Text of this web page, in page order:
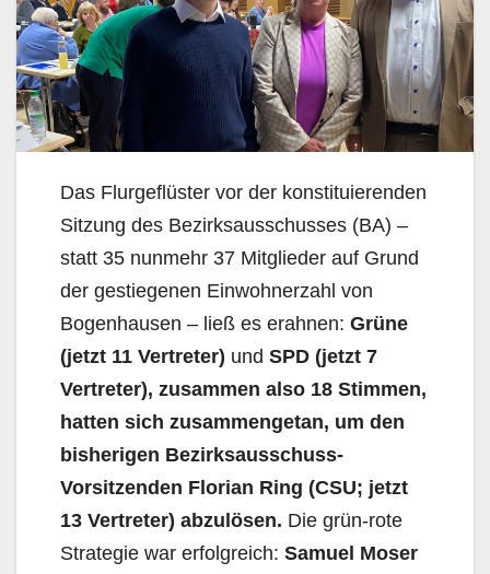
Das Flurgeflüster vor der konstituierenden
Sitzung des Bezirksausschusses (BA) –
statt 35 nunmehr 37 Mitglieder auf Grund
der gestiegenen Einwohnerzahl von
Bogenhausen – ließ es erahnen: Grüne
(jetzt 11 Vertreter) und SPD (jetzt 7
Vertreter), zusammen also 18 Stimmen,
hatten sich zusammengetan, um den
bisherigen Bezirksausschuss-
Vorsitzenden Florian Ring (CSU; jetzt
13 Vertreter) abzulösen. Die grün-rote
Strategie war erfolgreich: Samuel Moser